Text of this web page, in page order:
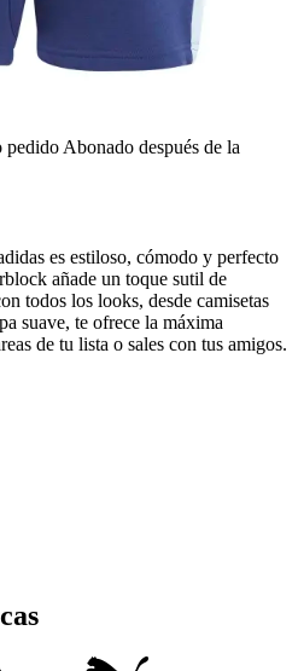
pedido Abonado después de la
es estiloso, cómodo y perfecto
añade un toque sutil de
todos los looks, desde camisetas
suave, te ofrece la máxima
de tu lista o sales con tus amigos.